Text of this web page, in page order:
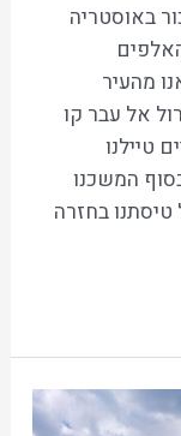
באוסטריה
מהעיר
אל עבר קו
טיילנו
המשכנו
בחזרה